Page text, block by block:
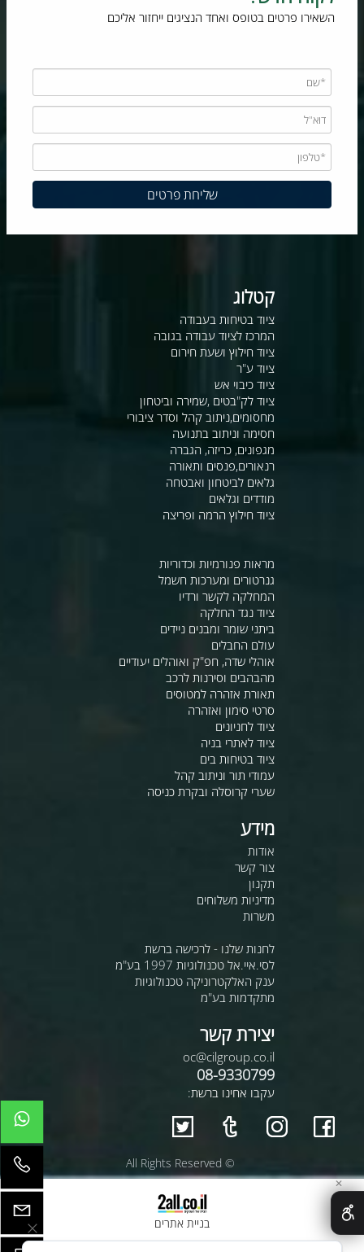
השאירו פרטים בטופס ואחד הנציגים ייחזור אליכם
קטלוג
ציוד בטיחות בעבודה
המרכז לציוד עבודה בגובה
ציוד חילוץ ושעת חירום
ציוד ע"ר
ציוד כיבוי אש
ציוד לק"בטים ,שמירה וביטחון
מחסומים,ניתוב קהל וסדר ציבורי
חסימה וניתוב בתנועה
מגפונים, כריזה, הגברה
רנאורים,פנסים ותאורה
גלאים לביטחון ואבטחה
מודדים וגלאים
ציוד חילוץ הרמה ופריצה
מראות פנורמיות וכדוריות
גנרטורים ומערכות חשמל
המחלקה לקשר ורדיו
ציוד נגד החלקה
ביתני שומר ומבנים ניידים
עולם החבלים
אוהלי שדה, חפ"ק ואוהלים יעודיים
מהבהבים וסירנות לרכב
תאורת אזהרה למטוסים
סרטי סימון ואזהרה
ציוד לחניונים
ציוד לאתרי בניה
ציוד בטיחות בים
עמודי תור וניתוב קהל
שערי קרוסלה ובקרת כניסה
מידע
אודות
צור קשר
תקנון
מדיניות משלוחים
משרות
לחנות שלנו - לרכישה ברשת
לסי.איי.אל טכנולוגיות 1997 בע"מ
ענק האלקטרוניקה טכנולוגיות
מתקדמות בע"מ
יצירת קשר
oc@cilgroup.co.il
08-9330799
עקבו אחינו ברשת:
© All Rights Reserved
בניית אתרים
✕